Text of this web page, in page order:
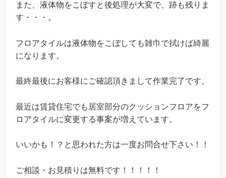
また、液体物をこぼすと後処理が大変で、跡も残りま
す・・・。
フロアタイルは液体物をこぼしても雑巾で拭けば綺麗
になります。
最終最後にお客様にご確認頂きまして作業完了です。
最近は賃貸住宅でも居室部分のクッションフロアをフ
ロアタイルに変更する事案が増えています。
いいかも！？と思われた方は一度お問合せ下さい！！
ご相談・お見積りは無料です！！！！！